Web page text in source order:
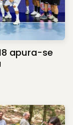
apura-se